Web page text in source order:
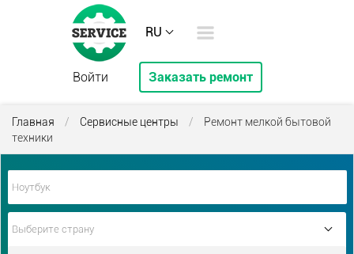
RU
Войти Заказать ремонт
Главная / Сервисные центры /
Ремонт мелкой бытовой
техники